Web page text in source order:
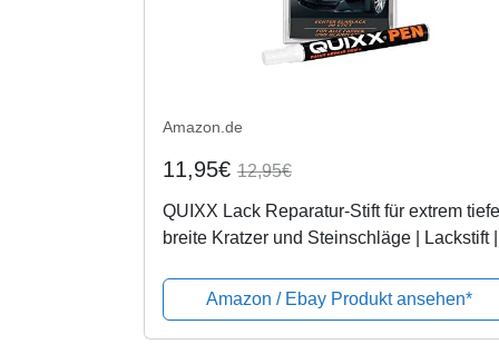
Amazon.de
11,95€ 12,95€
QUIXX Lack Reparatur-Stift für extrem
breite Kratzer und Steinschläge | Lackstift |
Amazon / Ebay Produkt ansehen*